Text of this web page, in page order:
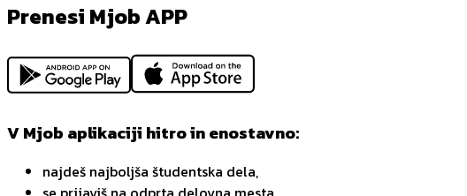
Prenesi Mjob APP
V Mjob aplikaciji hitro in enostavno:
najdeš najboljša študentska dela,